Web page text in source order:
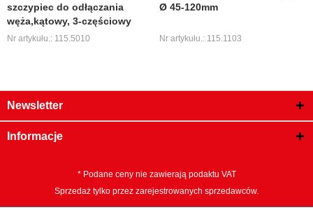
szczypiec do odłączania
węża,kątowy, 3-częściowy
Nr artykułu.: 115.5010
Ø 45-120mm
Nr artykułu.: 115.1103
Newsletter
Informacje
* Podane ceny nie zawierają podaktu VAT
Sprzedaż tylko przez zarejestrowanych sprzedawców.